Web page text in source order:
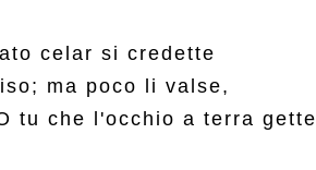
celar si credette
ma poco li valse,
tu che l'occhio a terra